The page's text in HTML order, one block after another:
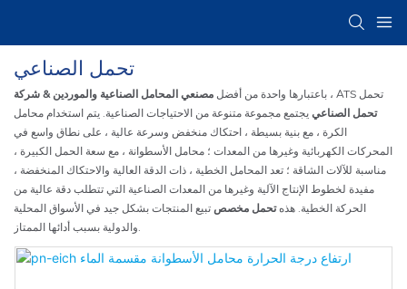
تحمل الصناعي
باعتبارها واحدة من أفضل
، ATS تحمل
تحمل الصناعييجتمع مجموعة متنوعة من الاحتياجات الصناعية. يتم استخدام محامل
الكرة ، مع بنية بسيطة ، احتكاك منخفض وسرعة عالية ، على نطاق واسع في
المحركات الكهربائية وغيرها من المعدات ؛ محامل الأسطوانة ، مع سعة الحمل الكبيرة ،
مناسبة للآلات الشاقة ؛ تعد المحامل الخطية ، ذات الدقة العالية والاحتكاك المنخفضة ،
مفيدة لخطوط الإنتاج الآلية وغيرها من المعدات الصناعية التي تتطلب دقة عالية من
الحركة الخطية. هذهتحمل مخصصتبيع المنتجات بشكل جيد في الأسواق المحلية
والدولية بسبب أدائها الممتاز.